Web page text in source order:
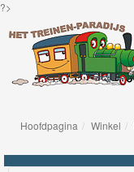
?>
Hoofdpagina
Winkel